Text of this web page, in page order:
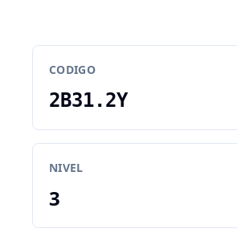
CODIGO
2B31.2Y
NIVEL
3